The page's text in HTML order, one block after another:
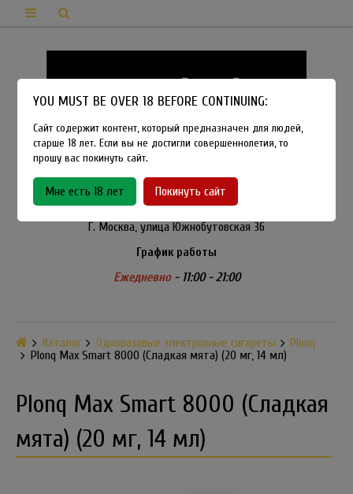
8-915-450-21-92
Розничный магазин Method Vapeshop
Г. Москва, улица Южнобутовская 36
График работы
Ежедневно- 11:00 - 21:00
Каталог Одноразовые электронные сигареты
Plonq
Plonq Max Smart 8000 (Сладкая мята) (20 мг, 14 мл)
Plonq Max Smart 8000 (Сладкая
мята) (20 мг, 14 мл)
YOU MUST BE OVER 18 BEFORE CONTINUING:
Сайт содержит контент, который предназначен для людей,
старше 18 лет. Если вы не достигли совершеннолетия, то
прошу вас покинуть сайт.
Мне есть 18 лет Покинуть сайт